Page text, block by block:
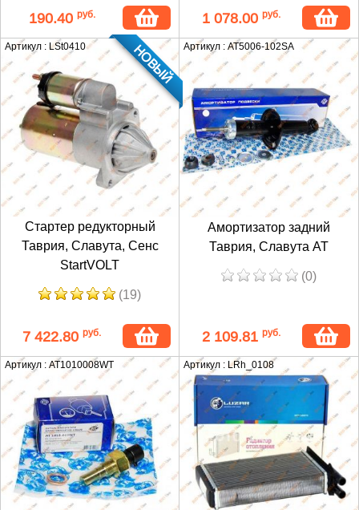
190.40 руб. 1 078.00 руб.
Артикул : LSt0410
Стартер редукторный
Таврия, Славута, Сенс
StartVOLT
(19)
7 422.80 руб.
НОВЫЙ Артикул : АТ5006-102SA
Амортизатор задний
Таврия, Славута AT
(0)
2 109.81 руб.
Артикул : AT1010008WT Артикул : LRh_0108